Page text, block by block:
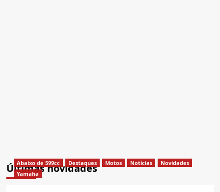
Últimas novidades
Abaixo de 599cc Destaques Motos Notícias
Novidades
Yamaha